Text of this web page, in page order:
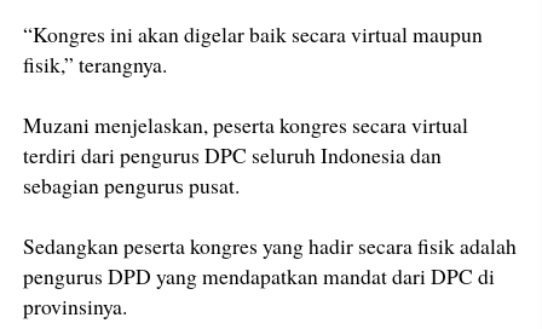
“Kongres ini akan digelar baik secara virtual maupun
fisik,” terangnya.
Muzani menjelaskan, peserta kongres secara virtual
terdiri dari pengurus DPC seluruh Indonesia dan
sebagian pengurus pusat.
Sedangkan peserta kongres yang hadir secara fisik adalah
pengurus DPD yang mendapatkan mandat dari DPC di
provinsinya.